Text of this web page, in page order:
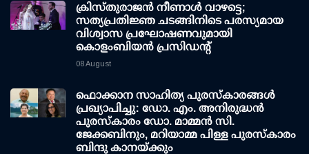
ക്രിസ്തുരാജൻ നീണാൾ വാഴട്ടെ;
സത്യപ്രതിജ്ഞ ചടങ്ങിനിടെ പരസ്യമായ
വിശ്വാസ പ്രഘോഷണവുമായി
കൊളംബിയൻ പ്രസിഡന്റ്
08 August
ഫൊക്കാന സാഹിത്യ പുരസ്‌കാരങ്ങള്‍
പ്രഖ്യാപിച്ചു: ഡോ. എം. അനിരുദ്ധന്‍
പുരസ്‌കാരം ഡോ. മാമ്മന്‍ സി.
ജേക്കബിനും, മറിയാമ്മ പിള്ള പുരസ്‌കാരം
ബിന്ദു കാനയ്ക്കും